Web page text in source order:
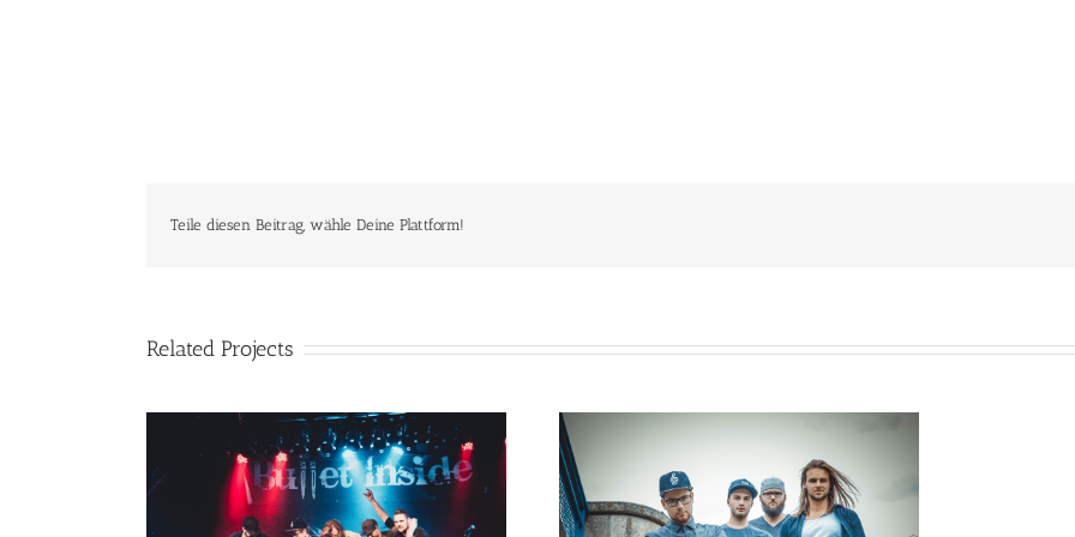
Teile diesen Beitrag, wähle Deine Plattform!
Related Projects